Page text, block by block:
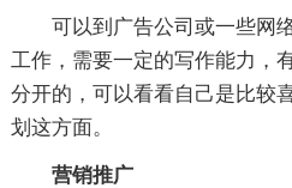
可以到广告公司或一些网
工作，需要一定的写作能力，
分开的，可以看看自己是比较
划这方面。
营销推广